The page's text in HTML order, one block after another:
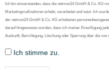
Ich bin einverstanden, dass die netmon24 GmbH & Co. KG
Marketingmaßnahmen erhebt, verarbeitet und nutzt. Ich
der netmon24 GmbH & Co. KG erhobenen
darauf hingewiesen worden, dass ich meiner Einwilligung
Auskunft, Berichtigung, Löschung oder Sperrung über die
Ich stimme zu.